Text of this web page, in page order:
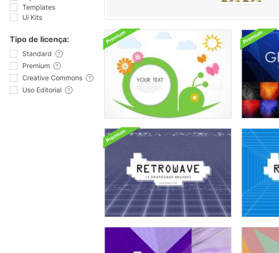
Templates
Ui Kits
Tipo de licença:
Standard
Premium
Creative Commons
Uso Editorial